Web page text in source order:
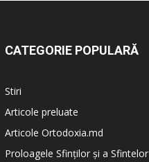
CATEGORIE POPULARĂ
Stiri
Articole preluate
Articole Ortodoxia.md
Proloagele Sfinților și a Sfintelor